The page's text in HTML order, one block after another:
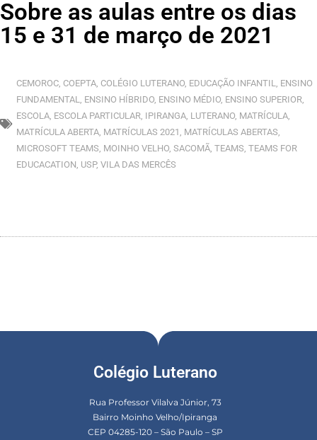
Sobre as aulas entre os dias
15 e 31 de março de 2021
CEMOROC COEPTA COLÉGIO LUTERANO EDUCAÇÃO INFANTIL
ENSINO
FUNDAMENTAL
ENSINO HÍBRIDO ENSINO MÉDIO ENSINO SUPERIOR
ESCOLA ESCOLA PARTICULAR IPIRANGA LUTERANO MATRÍCULA
MATRÍCULA ABERTA MATRÍCULAS 2021 MATRÍCULAS ABERTAS
MICROSOFT TEAMS MOINHO VELHO SACOMÃ TEAMS TEAMS FOR
EDUCACATION USP, VILA DAS MERCÊS
Colégio Luterano
Rua Professor Vilalva Júnior, 73
Bairro Moinho Velho/Ipiranga
CEP 04285-120 – São Paulo – SP